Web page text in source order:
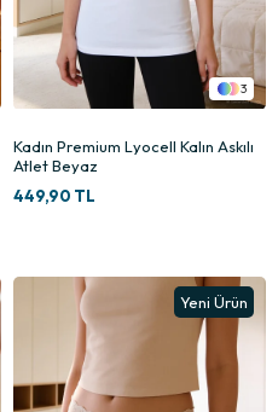
3
Kadın Premium Lyocell Kalın Askılı
Atlet Beyaz
449,90 TL
Yeni Ürün